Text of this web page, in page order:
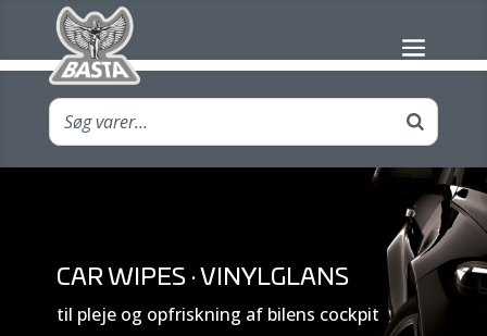
CAR WIPES · VINYLGLANS
til pleje og opfriskning af bilens cockpit